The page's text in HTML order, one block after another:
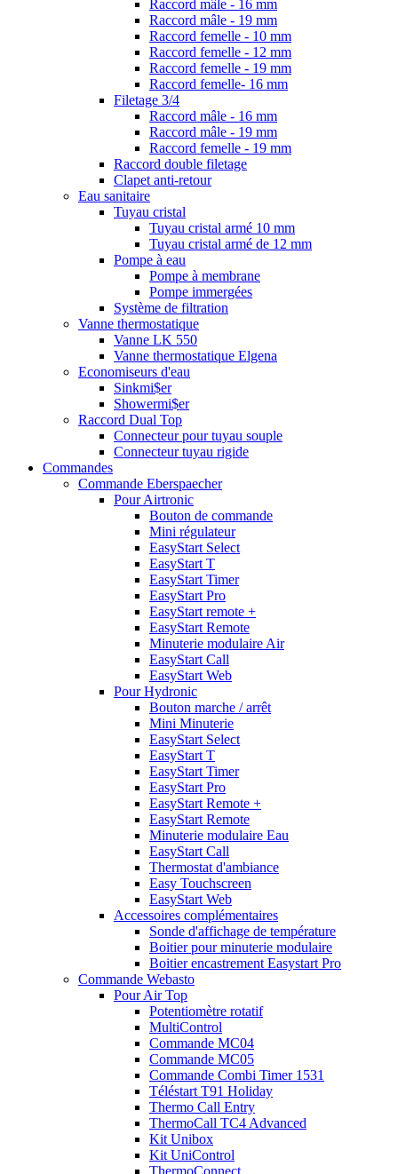
Raccord mâle - 16 mm
Raccord mâle - 19 mm
Raccord femelle - 10 mm
Raccord femelle - 12 mm
Raccord femelle - 19 mm
Raccord femelle- 16 mm
Filetage 3/4
Raccord mâle - 16 mm
Raccord mâle - 19 mm
Raccord femelle - 19 mm
Raccord double filetage
Clapet anti-retour
Eau sanitaire
Tuyau cristal
Tuyau cristal armé 10 mm
Tuyau cristal armé de 12 mm
Pompe à eau
Pompe à membrane
Pompe immergées
Système de filtration
Vanne thermostatique
Vanne LK 550
Vanne thermostatique Elgena
Economiseurs d'eau
Sinkmi$er
Showermi$er
Raccord Dual Top
Connecteur pour tuyau souple
Connecteur tuyau rigide
Commandes
Commande Eberspaecher
Pour Airtronic
Bouton de commande
Mini régulateur
EasyStart Select
EasyStart T
EasyStart Timer
EasyStart Pro
EasyStart remote +
EasyStart Remote
Minuterie modulaire Air
EasyStart Call
EasyStart Web
Pour Hydronic
Bouton marche / arrêt
Mini Minuterie
EasyStart Select
EasyStart T
EasyStart Timer
EasyStart Pro
EasyStart Remote +
EasyStart Remote
Minuterie modulaire Eau
EasyStart Call
Thermostat d'ambiance
Easy Touchscreen
EasyStart Web
Accessoires complémentaires
Sonde d'affichage de température
Boitier pour minuterie modulaire
Boitier encastrement Easystart Pro
Commande Webasto
Pour Air Top
Potentiomètre rotatif
MultiControl
Commande MC04
Commande MC05
Commande Combi Timer 1531
Téléstart T91 Holiday
Thermo Call Entry
ThermoCall TC4 Advanced
Kit Unibox
Kit UniControl
ThermoConnect